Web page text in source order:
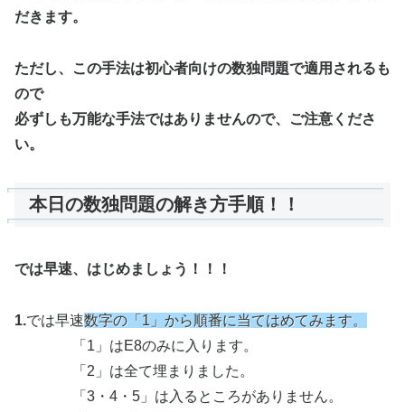
だきます。
ただし、この手法は初心者向けの数独問題で適用されるも
ので
必ずしも万能な手法ではありませんので、ご注意くださ
い。
本日の数独問題の解き方手順！！
では早速、はじめましょう！！！
1.では早速数字の「1」から順番に当てはめてみます。
「1」はE8のみに入ります。
「2」は全て埋まりました。
「3・4・5」は入るところがありません。